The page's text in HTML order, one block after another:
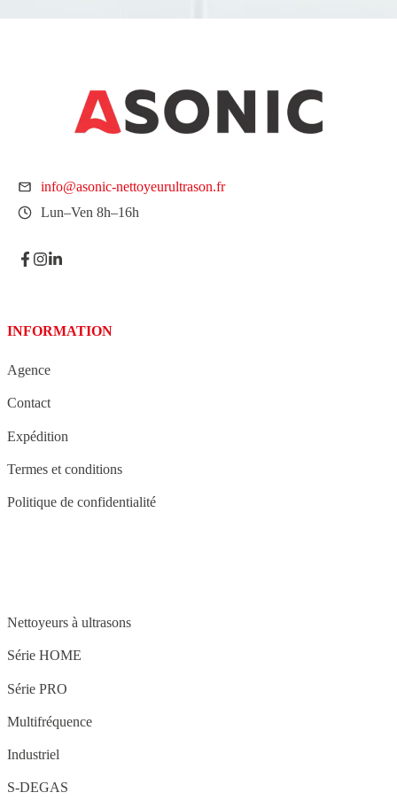
info@asonic-nettoyeurultrason.fr
Lun–Ven 8h–16h
INFORMATION
Agence
Contact
Expédition
Termes et conditions
Politique de confidentialité
Nettoyeurs à ultrasons
Série HOME
Série PRO
Multifréquence
Industriel
S-DEGAS